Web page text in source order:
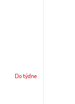
Do týdne